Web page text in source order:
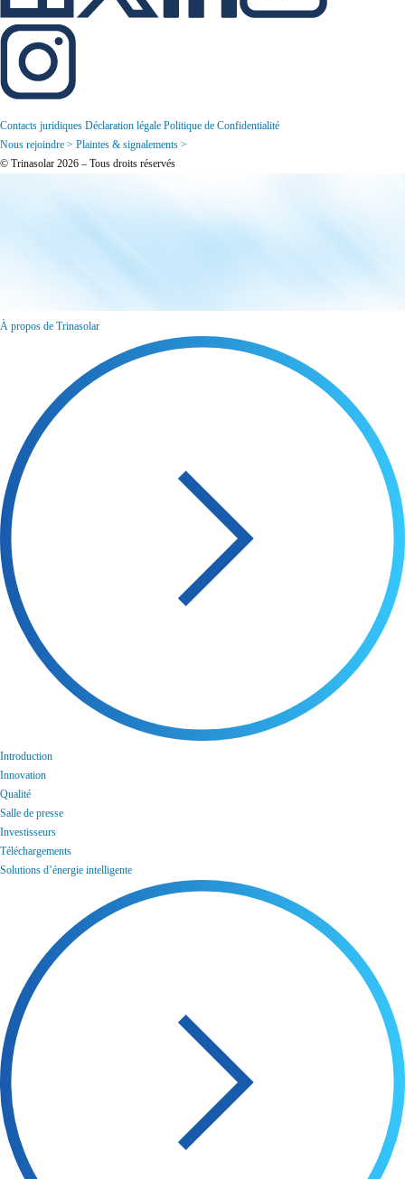
Contacts juridiques Déclaration légale Politique de Confidentialité
Nous rejoindre > Plaintes & signalements >
© Trinasolar 2026 – Tous droits réservés
À propos de Trinasolar
Introduction
Innovation
Qualité
Salle de presse
Investisseurs
Téléchargements
Solutions d’énergie intelligente